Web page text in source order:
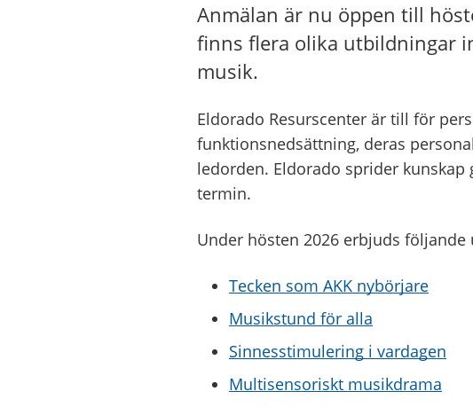
Anmälan är nu öppen till
finns flera olika utbildningar
musik.
Eldorado Resurscenter är till för
funktionsnedsättning, deras
ledorden. Eldorado sprider
termin.
Under hösten 2026 erbjuds
Tecken som AKK nybörjare
Musikstund för alla
Sinnesstimulering i vardagen
Multisensoriskt musikdrama